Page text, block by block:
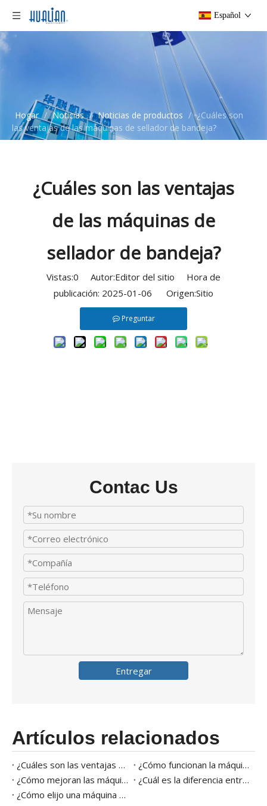
Español
Hogar / Noticias / Noticias de productos / ¿Cuáles son
las ventajas de las máquinas de sellador de bandeja?
¿Cuáles son las ventajas
de las máquinas de
sellador de bandeja?
Vistas:0 Autor:Editor del sitio Hora de
publicación: 2025-01-06 Origen:Sitio
Preguntar
Contac Us
Entregar
Artículos relacionados
¿Cuáles son las ventajas de las máquinas de sellador de bandeja?
¿Cómo funcionan la máquina de embalaje automatizada?
¿Cómo mejoran las máquinas de embalaje de mapas de frescura del producto?
¿Cuál es la diferencia entre el mapa y el envasado de vacío?
¿Cómo elijo una máquina de sellado?